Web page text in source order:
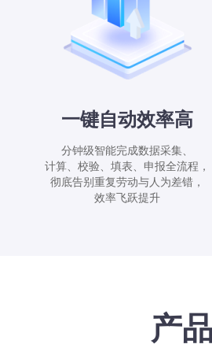
一键自动效率高
分钟级智能完成数据采集、
计算、校验、填表、申报全流程，
彻底告别重复劳动与人为差错，
效率飞跃提升
产